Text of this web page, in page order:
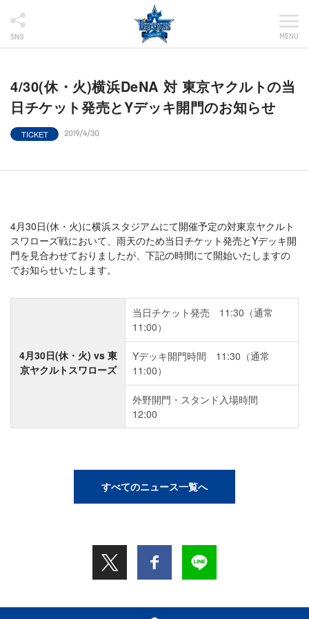
SNS MENU
4/30(休・火)横浜DeNA 対 東京ヤクルトの当
日チケット発売とYデッキ開門のお知らせ
TICKET 2019/4/30
4月30日(休・火)に横浜スタジアムにて開催予定の対東京ヤクルト
スワローズ戦において、雨天のため当日チケット発売とYデッキ開
門を見合わせておりましたが、下記の時間にて開始いたしますの
でお知らせいたします。
4月30日(休・火) vs 東
京ヤクルトスワローズ
当日チケット発売 11:30（通常
11:00）
Yデッキ開門時間 11:30（通常
11:00）
外野開門・スタンド入場時間
12:00
すべてのニュース一覧へ